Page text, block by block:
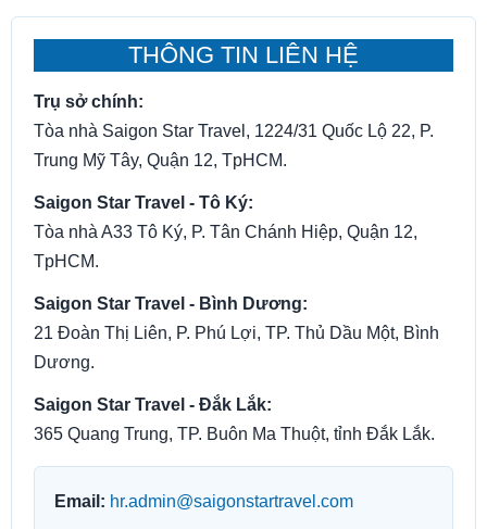
THÔNG TIN LIÊN HỆ
Trụ sở chính:
Tòa nhà Saigon Star Travel, 1224/31 Quốc Lộ 22, P.
Trung Mỹ Tây, Quận 12, TpHCM.
Saigon Star Travel - Tô Ký:
Tòa nhà A33 Tô Ký, P. Tân Chánh Hiệp, Quận 12,
TpHCM.
Saigon Star Travel - Bình Dương:
21 Đoàn Thị Liên, P. Phú Lợi, TP. Thủ Dầu Một, Bình
Dương.
Saigon Star Travel - Đắk Lắk:
365 Quang Trung, TP. Buôn Ma Thuột, tỉnh Đắk Lắk.
Email: hr.admin@saigonstartravel.com